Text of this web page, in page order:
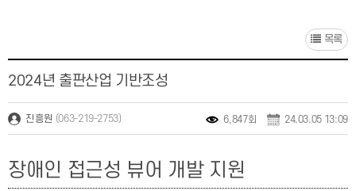
목록
2024년 출판산업 기반조성
진흥원 (063-219-2753) 6,847회 24.03.05 13:09
장애인 접근성 뷰어 개발 지원